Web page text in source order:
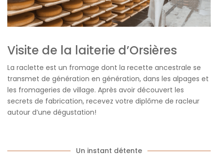
Visite de la laiterie d’Orsières
La raclette est un fromage dont la recette ancestrale se
transmet de génération en génération, dans les alpages et
les fromageries de village. Après avoir découvert les
secrets de fabrication, recevez votre diplôme de racleur
autour d’une dégustation!
Un instant détente